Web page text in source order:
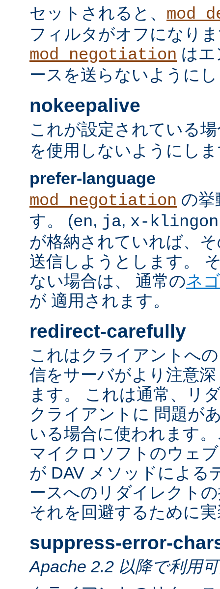
セットされると、
フィルタがオフになり
mod_negotiation は
ースを送らないように
nokeepalive
これが設定されている
を使用しないようにし
prefer-language
mod_negotiation の挙
す。 (en, ja, x-klingon
が格納されていれば、
送信しようとします。
ない場合は、 通常のネ
が 適用されます。
redirect-carefully
これはクライアントへ
信をサーバがより注意
ます。 これは通常、リ
クライアントに 問題が
いる場合に使われます
マイクロソフトのウェ
が DAV メソッドによる
ースへのリダイレクト
それを回避するために
suppress-error-
Apache 2.2 以降で利用